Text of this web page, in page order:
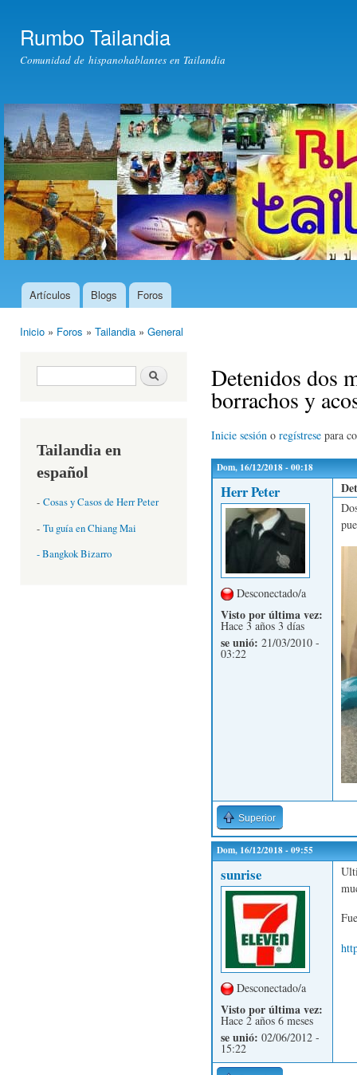
Rumbo Tailandia
Comunidad de hispanohablantes en Tailandia
Menú principal
Artículos Blogs Foros
Inicio » Foros » Tailandia » General
Formulario de búsquedaBuscar
Tailandia en
español
- Cosas y Casos de Herr Peter
- Tu guía en Chiang Mai
- Bangkok Bizarro
Detenidos dos
borrachos y
Inicie sesión o regístrese para
Dom, 16/12/2018 - 00:18
Herr Peter
Desconectado/a
Visto por última vez:
Hace 3 años 3 días
se unió: 21/03/2010 -
03:22
Superior
Dom, 16/12/2018 - 09:55
sunrise
Desconectado/a
Visto por última vez:
Hace 2 años 6 meses
se unió: 02/06/2012 -
15:22